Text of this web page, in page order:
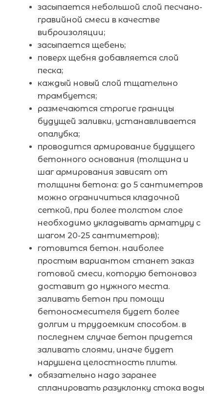
засыпается небольшой слой песчано-
гравийной смеси в качестве
виброизоляции;
засыпается щебень;
поверх щебня добавляется слой
песка;
каждый новый слой тщательно
трамбуется;
размечаются строгие границы
будущей заливки, устанавливается
опалубка;
проводится армирование будущего
бетонного основания (толщина и
шаг армирования зависят от
толщины бетона: до 5 сантиметров
можно ограничиться кладочной
сеткой, при более толстом слое
необходимо укладывать арматуру с
шагом 20-25 сантиметров);
готовится бетон. наиболее
простым вариантом станет заказ
готовой смеси, которую бетоновоз
доставит до нужного места.
заливать бетон при помощи
бетоносмесителя будет более
долгим и трудоемким способом. в
последнем случае бетон придется
заливать слоями, иначе будет
нарушена целостность плиты.
обязательно надо заранее
спланировать разуклонку стока воды